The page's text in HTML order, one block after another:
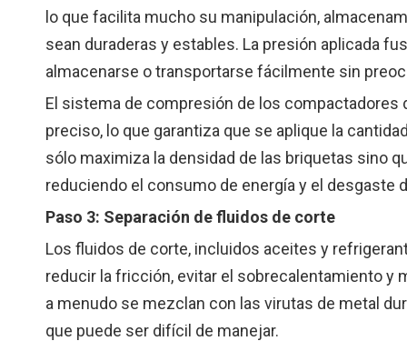
lo que facilita mucho su manipulación,
sean duraderas y estables. La presión aplicada
almacenarse o transportarse fácilmente sin
El sistema de compresión de los
preciso, lo que garantiza que se aplique la
sólo maximiza la densidad de las briquetas sino
reduciendo el consumo de energía y el desgaste
Paso 3: Separación de fluidos de corte
Los fluidos de corte, incluidos aceites y
reducir la fricción, evitar el sobrecalentamiento y
a menudo se mezclan con las virutas de metal
que puede ser difícil de manejar.